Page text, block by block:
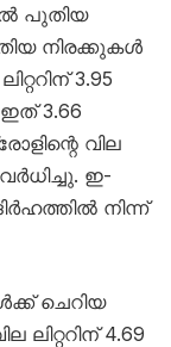
പുതിയ
നിരക്കുകൾ
3.95
3.66
വില
വർധിച്ചു. ഇ-
നിന്ന്
ചെറിയ
4.69